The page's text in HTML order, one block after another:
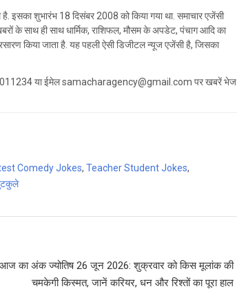
इसका शुभारंभ 18 दिसंबर 2008 को किया गया था. समाचार एजेंसी
के साथ ही साथ धार्मिक, राशिफल, मौसम के अपडेट, पंचाग आदि का
किया जाता है. यह पहली ऐसी डिजीटल न्यूज एजेंसी है, जिसका
या ईमेल samacharagency@gmail.com पर खबरें भेज
Comedy Jokes, Teacher Student Jokes,
आज का अंक ज्योतिष 26 जून 2026: शुक्रवार को किस मूलांक की
चमकेगी किस्मत, जानें करियर, धन और रिश्तों का पूरा हाल